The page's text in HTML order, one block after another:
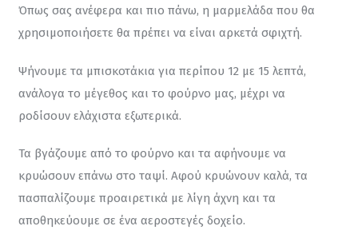
Όπως σας ανέφερα και πιο πάνω, η μαρμελάδα που θα
χρησιμοποιήσετε θα πρέπει να είναι αρκετά σφιχτή.
Ψήνουμε τα μπισκοτάκια για περίπου 12 με 15 λεπτά,
ανάλογα το μέγεθος και το φούρνο μας, μέχρι να
ροδίσουν ελάχιστα εξωτερικά.
Τα βγάζουμε από το φούρνο και τα αφήνουμε να
κρυώσουν επάνω στο ταψί. Αφού κρυώνουν καλά, τα
πασπαλίζουμε προαιρετικά με λίγη άχνη και τα
αποθηκεύουμε σε ένα αεροστεγές δοχείο.